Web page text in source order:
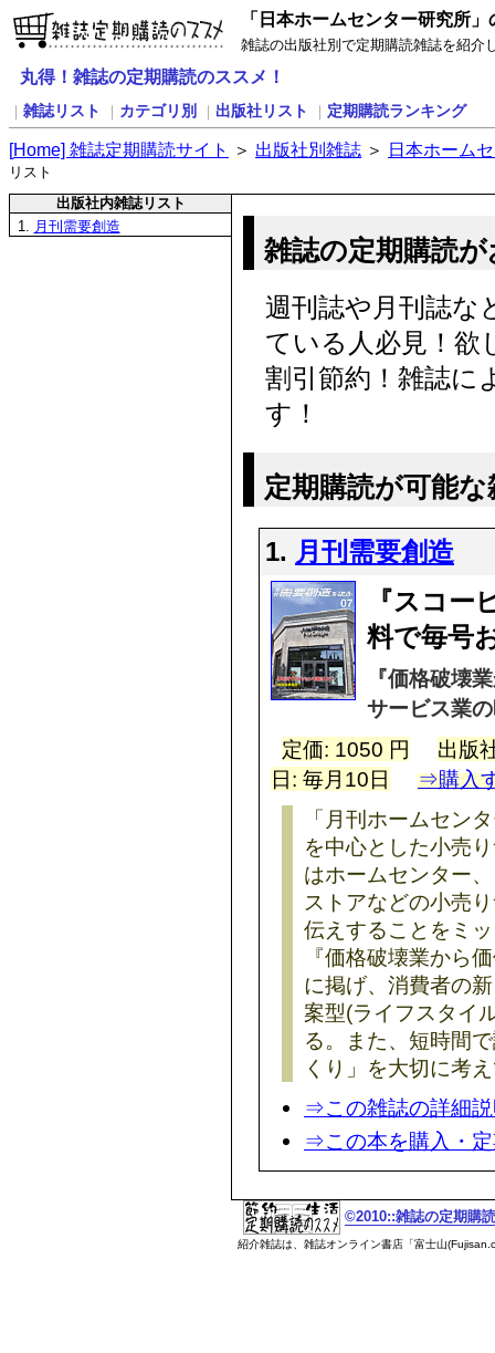
「日本ホームセンター研究所
雑誌の出版社別で定期購読雑誌を紹介
丸得！雑誌の定期購読のススメ！
雑誌リスト カテゴリ別 出版社リスト 定期購読ランキング
[Home] 雑誌定期購読サイト ＞ 出版社別雑誌 ＞ 日本ホーム
リスト
出版社内雑誌リスト
1.
月刊需要創造
雑誌の定期購読
週刊誌や月刊誌な
ている人必見！欲
割引節約！雑誌に
す！
定期購読が可能
1. 月刊需要創造
『スコー
料で毎号
『価格破壊
サービス業
定価: 1050 円
出版
日: 毎月10日
⇒購入
「月刊ホームセン
を中心とした小売
はホームセンター
ストアなどの小売
伝えすることをミ
『価格破壊業から
に掲げ、消費者の
案型(ライフスタイ
る。また、短時間
くり」を大切に考
⇒この雑誌の詳細
⇒この本を購入・
©2010::雑誌の定期購
紹介雑誌は、雑誌オンライン書店「富士山